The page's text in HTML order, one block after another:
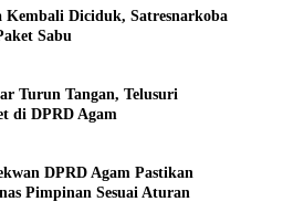
Diciduk, Satresnarkoba
Sabu
Turun Tangan, Telusuri
di DPRD Agam
DPRD Agam Pastikan
Pimpinan Sesuai Aturan